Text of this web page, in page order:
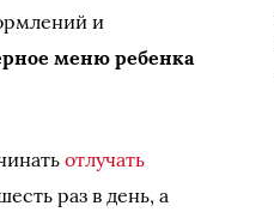
и
меню ребенка
отлучать
раз в день, а